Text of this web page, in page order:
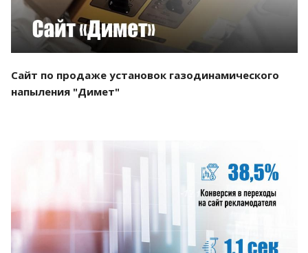
Сайт по продаже установок газодинамического
напыления "Димет"